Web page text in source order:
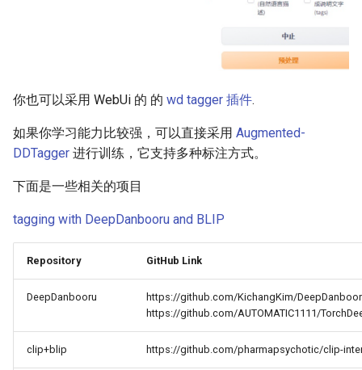
你也可以采用 WebUi 的 的 wd tagger 插件.
如果你学习能力比较强，可以直接采用 Augmented-
DDTagger 进行训练，它支持多种标注方式。
下面是一些相关的项目
tagging with DeepDanbooru and BLIP
Repository GitHub Link
DeepDanbooru
https://github.com/KichangKim/
https://github.com/AUTOMATIC1111/
clip+blip https://github.com/pharmapsychotic/clip-